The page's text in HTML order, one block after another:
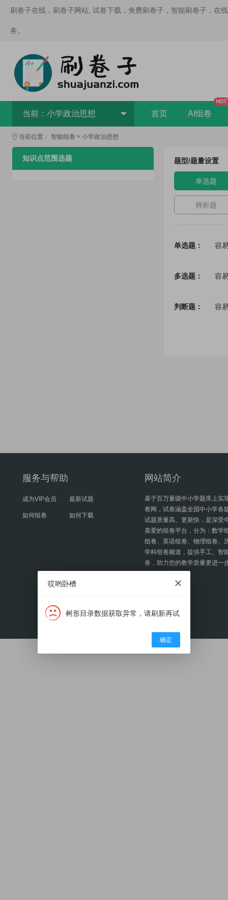
刷卷子在线，刷卷子网站, 试卷下载，免费刷卷子，智能刷卷子，在
务。
当前： 小学政治思想 首页 AI组卷
HOT
当前位置： 智能组卷 > 小学政治思想
知识点范围选题 题型/题量设置
单选题
辨析题
单选题： 容
多选题： 容
判断题： 容
服务与帮助
成为VIP会员 最新试题
如何组卷 如何下载
网站简介
基于百万量级中小学题库上实
卷网，试卷涵盖全国中小学各
试题质量高、更新快，是深受
喜爱的组卷平台，分为：数学
组卷、英语组卷、物理组卷、
学科组卷频道，提供手工、智
卷，助力您的教学质量更进一
哎哟卧槽
树形目录数据获取异常，请刷新再试
确定